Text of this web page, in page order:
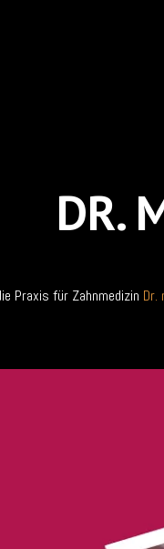
DR.
Praxis für Zahnmedizin Dr.